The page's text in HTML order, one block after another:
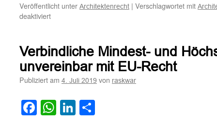
Veröffentlicht unter Architektenrecht | Verschlagwortet mit
deaktiviertfür
Basis
der
Mindestsätze
der
HOAI
Verbindliche Mindest- und
unvereinbar mit EU-Recht
Publiziert am 4. Juli 2019 von raskwar
Facebook
WhatsApp
LinkedIn